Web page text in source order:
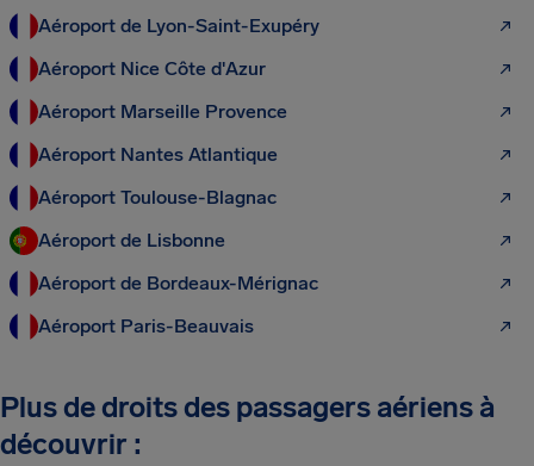
Aéroport de Lyon-Saint-Exupéry
Aéroport Nice Côte d'Azur
Aéroport Marseille Provence
Aéroport Nantes Atlantique
Aéroport Toulouse-Blagnac
Aéroport de Lisbonne
Aéroport de Bordeaux-Mérignac
Aéroport Paris-Beauvais
Plus de droits des passagers aériens à
découvrir :